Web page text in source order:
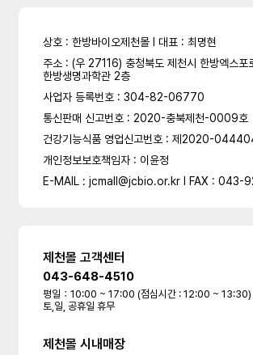
상호 : 한방바이오제천몰 l 대표 : 최명현
주소 : (우 27116) 충청북도 제천시 한방엑스포
한방생명과학관 2층
사업자 등록번호 : 304-82-06770
통신판매 신고번호 : 2020-충북제천-0009호
건강기능식품 영업신고번호 : 제2020-
개인정보보호책임자 : 이윤정
E-MAIL : jcmall@jcbio.or.kr l FAX : 043-
제천몰 고객센터
043-648-4510
평일：10:00 ~ 17:00 (점심시간 : 12:00 ~ 13:30)
토,일, 공휴일 휴무
제천몰 시내매장